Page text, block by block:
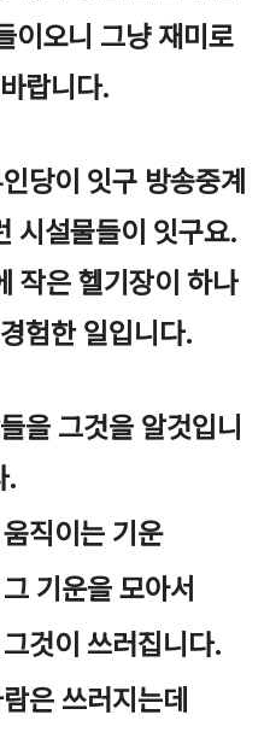
이오니 그냥 재미로
랍니다.
당이 잇구 방송중계
시설물들이 잇구요.
작은 헬기장이 하나
험한 일입니다.
을 그것을 알것입니
.
직이는 기운
기운을 모아서
것이 쓰러집니다.
은 쓰러지는데